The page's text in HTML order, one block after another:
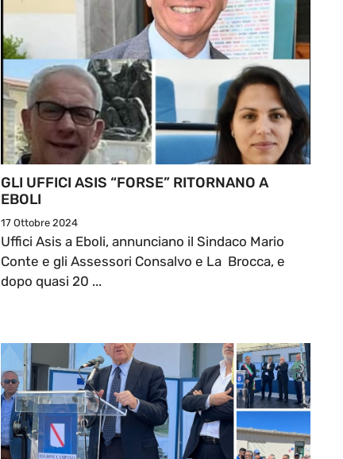
GLI UFFICI ASIS “FORSE” RITORNANO A
EBOLI
17 Ottobre 2024
Uffici Asis a Eboli, annunciano il Sindaco Mario
Conte e gli Assessori Consalvo e La Brocca, e
dopo quasi 20 ...